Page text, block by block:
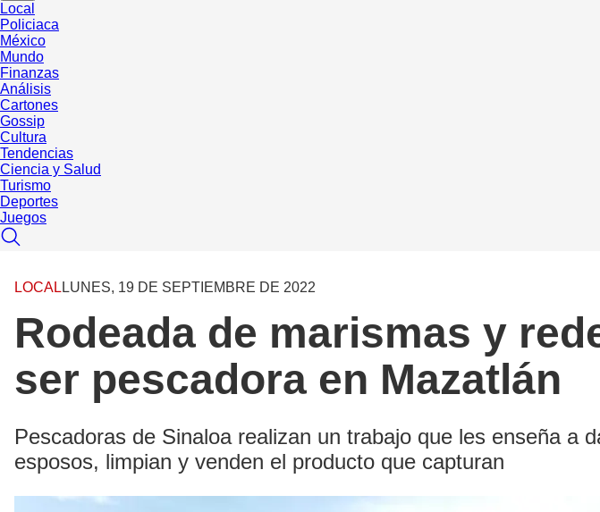
Local
Policiaca
México
Mundo
Finanzas
Análisis
Cartones
Gossip
Cultura
Tendencias
Ciencia y Salud
Turismo
Deportes
Juegos
LOCAL LUNES, 19 DE SEPTIEMBRE DE 2022
Rodeada de marismas y
ser pescadora en Mazatlán
Pescadoras de Sinaloa realizan un trabajo que les enseña a
esposos, limpian y venden el producto que capturan